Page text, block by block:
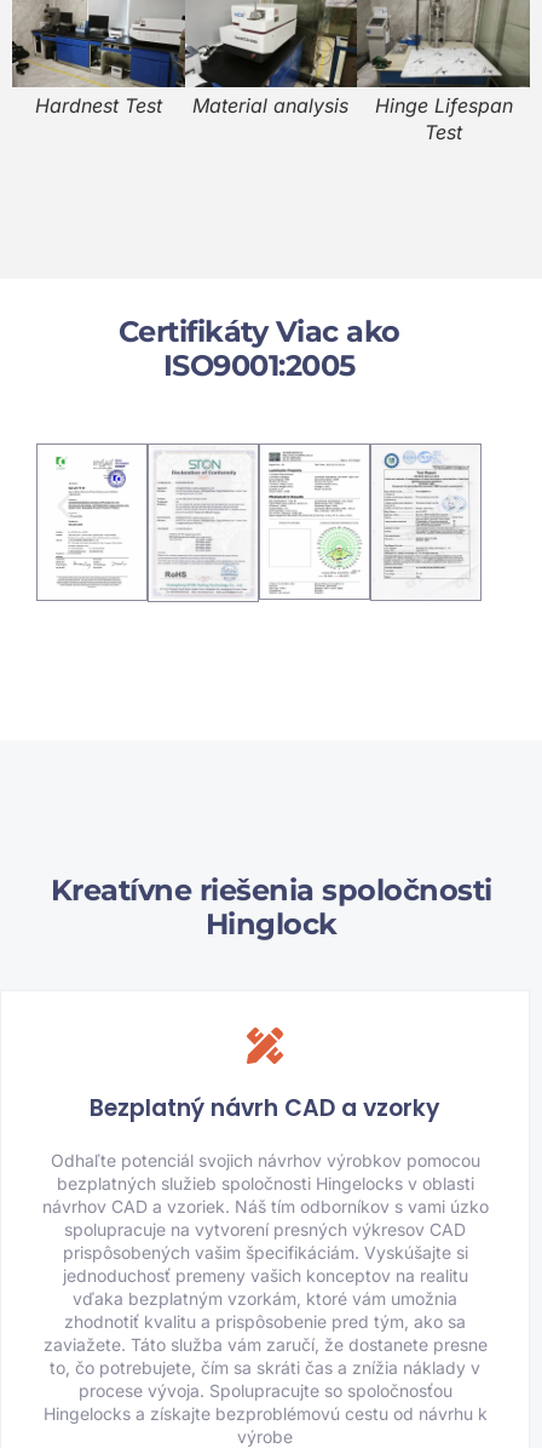
Hardnest Test Material analysis
Hinge Lifespan
Test
Certifikáty Viac ako
ISO9001:2005
Kreatívne riešenia spoločnosti
Hinglock
Bezplatný návrh CAD a vzorky
Odhaľte potenciál svojich návrhov výrobkov pomocou
bezplatných služieb spoločnosti Hingelocks v oblasti
návrhov CAD a vzoriek. Náš tím odborníkov s vami úzko
spolupracuje na vytvorení presných výkresov CAD
prispôsobených vašim špecifikáciám. Vyskúšajte si
jednoduchosť premeny vašich konceptov na realitu
vďaka bezplatným vzorkám, ktoré vám umožnia
zhodnotiť kvalitu a prispôsobenie pred tým, ako sa
zaviažete. Táto služba vám zaručí, že dostanete presne
to, čo potrebujete, čím sa skráti čas a znížia náklady v
procese vývoja. Spolupracujte so spoločnosťou
Hingelocks a získajte bezproblémovú cestu od návrhu k
výrobe